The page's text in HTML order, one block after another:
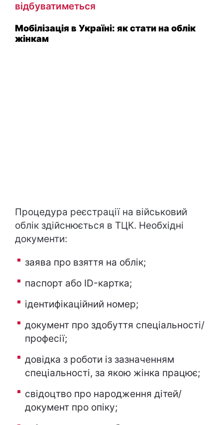
відбуватиметься
Мобілізація в Україні: як стати на облік
жінкам
Процедура реєстрації на військовий
облік здійснюється в ТЦК. Необхідні
документи:
заява про взяття на облік;
паспорт або ID-картка;
ідентифікаційний номер;
документ про здобуття спеціальності/
професії;
довідка з роботи із зазначенням
спеціальності, за якою жінка працює;
свідоцтво про народження дітей/
документ про опіку;